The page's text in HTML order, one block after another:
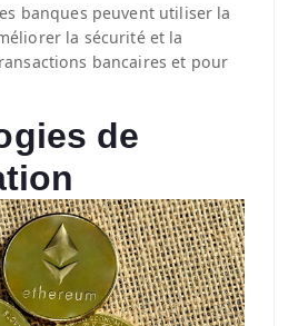
banques peuvent utiliser la
la sécurité et la
bancaires et pour
de